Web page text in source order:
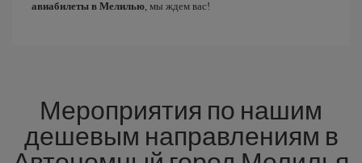
авиабилеты в Мелилью , мы ждем вас!
Мероприятия по нашим
дешевым направлениям в